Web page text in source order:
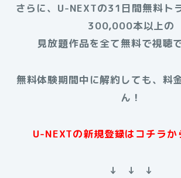
さらに、U-NEXTの31日間無料ト
300,000本以上の
見放題作品を全て無料で視聴
無料体験期間中に解約しても、料
ん！
U-NEXTの新規登録はコチラか
↓ ↓ ↓